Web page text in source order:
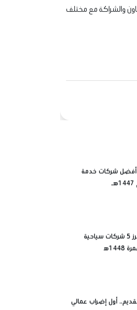
والشراكة مع مختلف
أفضل شركات خدمة
مينا تورز وكرڤان.. أبرز 5 شركات سياحية
أول إضراب عمالي